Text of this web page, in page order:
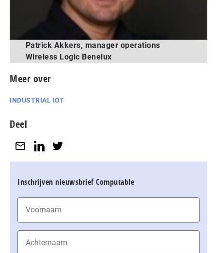
Patrick Akkers, manager operations
Wireless Logic Benelux
Meer over
INDUSTRIAL IOT
Deel
Inschrijven nieuwsbrief Computable